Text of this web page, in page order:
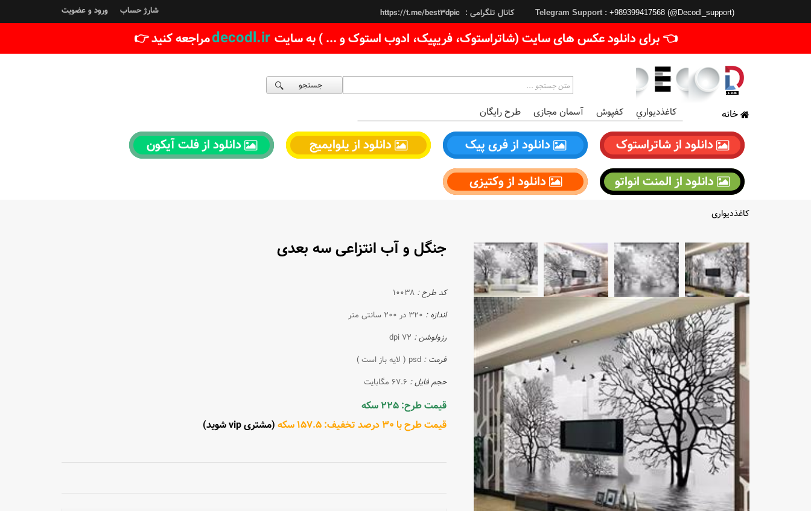
Telegram Support : +989399417568 (@Decodl_support) کانال تلگرامی : https://t.me/best3dpic شارژ حساب ورود و عضویت
👈 برای دانلود عکس های سایت (شاتراستوک، فریپیک، ادوب استوک و ... ) به سایت decodl.irمراجعه کنید 👉
جستجو
خانه کاغذديواري کفپوش آسمان مجازی طرح رایگان
دانلود از شاتراستوک دانلود از فری پیک دانلود از یلوایمیج
دانلود از فلت آیکون
دانلود از المنت انواتو
دانلود از وکتیزی
کاغذدیواری
جنگل و آب انتزاعی سه بعدی
کد طرح : 10038
اندازه : 320 در 200 سانتی متر
رزولوشن : 72 dpi
فرمت : psd ( لایه باز است )
حجم فایل : 67.6 مگابایت
قیمت طرح: 225 سکه
قیمت طرح با 30 درصد تخفیف: 157.5 سکه
(مشتری vip شوید)